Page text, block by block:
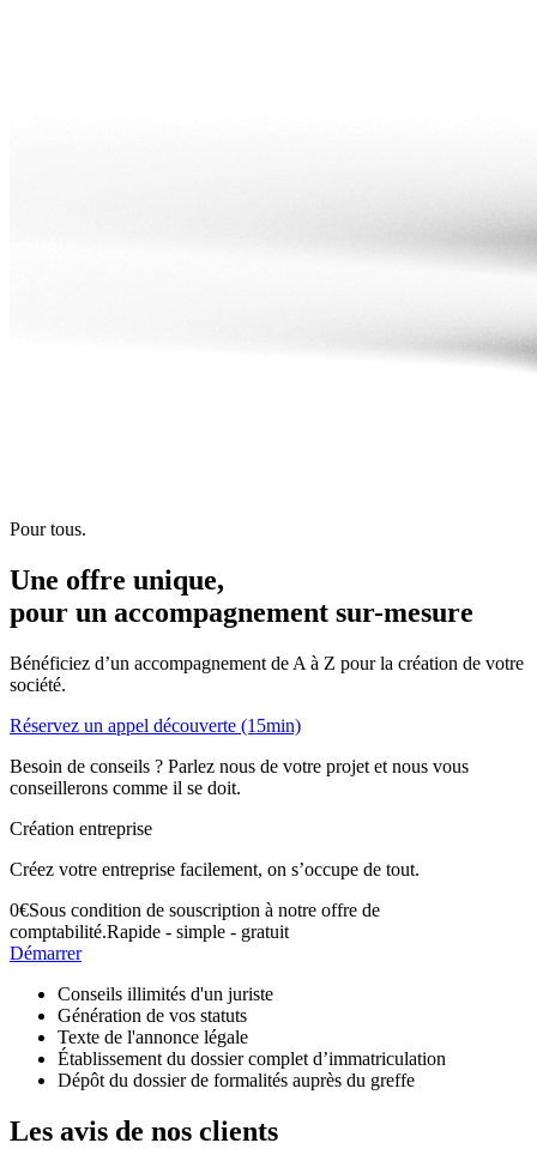
Pour tous.
Une offre unique,
pour un accompagnement sur-mesure
Bénéficiez d’un accompagnement de A à Z pour la création de votre
société.
Réservez un appel découverte (15min)
Besoin de conseils ? Parlez nous de votre projet et nous vous
conseillerons comme il se doit.
Création entreprise
Créez votre entreprise facilement, on s’occupe de tout.
0€Sous condition de souscription à notre offre de
comptabilité.Rapide - simple - gratuit
Démarrer
Conseils illimités d'un juriste
Génération de vos statuts
Texte de l'annonce légale
Établissement du dossier complet d’immatriculation
Dépôt du dossier de formalités auprès du greffe
Les avis de nos clients